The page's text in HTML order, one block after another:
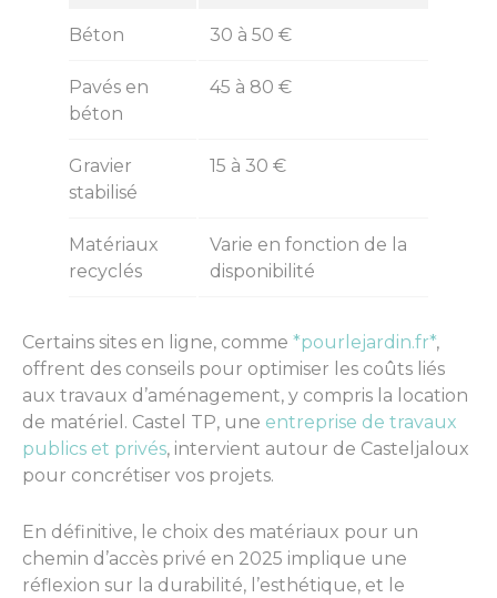
Béton 30 à 50 €
Pavés en
béton
45 à 80 €
Gravier
stabilisé
15 à 30 €
Matériaux
recyclés
Varie en fonction de la
disponibilité
Certains sites en ligne, comme *pourlejardin.fr*,
offrent des conseils pour optimiser les coûts liés
aux travaux d’aménagement, y compris la location
de matériel. Castel TP, une entreprise de travaux
publics et privés, intervient autour de Casteljaloux
pour concrétiser vos projets.
En définitive, le choix des matériaux pour un
chemin d’accès privé en 2025 implique une
réflexion sur la durabilité, l’esthétique, et le